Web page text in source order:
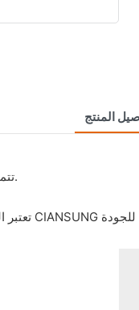
المنتج
تتميز الروبوتات التعاونية في مجال التصنيع بتصميمها غير المألوف وحجمها المناسب.